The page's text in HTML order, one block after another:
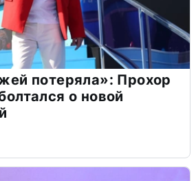
потеряла»: Прохор
о новой